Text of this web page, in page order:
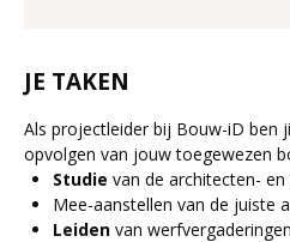
JE TAKEN
Als projectleider bij Bouw-iD ben
opvolgen van jouw toegewezen
Studie van de architecten-
Mee-aanstellen van de juiste
Leiden van